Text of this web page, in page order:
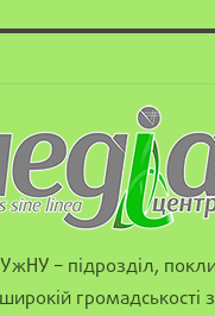
– підрозділ,
громадськості